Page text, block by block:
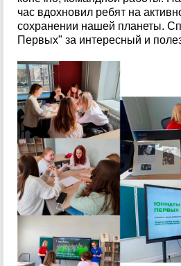
час вдохновил ребят на
сохранении нашей планеты.
Первых" за интересный и